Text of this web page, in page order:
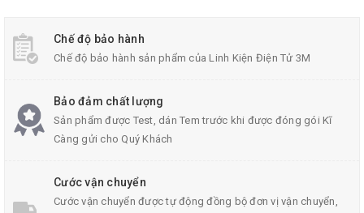
Chế độ bảo hành
Chế độ bảo hành sản phẩm của Linh Kiện Điện Tử 3M
Bảo đảm chất lượng
Sản phẩm được Test, dán Tem trước khi được đóng gói Kĩ
Càng gửi cho Quý Khách
Cước vận chuyển
Cước vận chuyển được tự động đồng bộ đơn vị vận chuyển,